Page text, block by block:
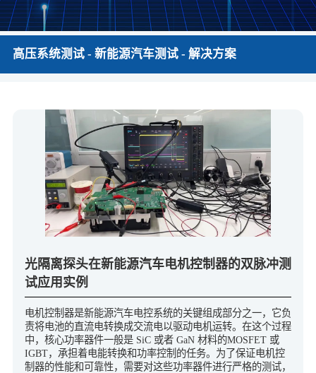
高压系统测试 - 新能源汽车测试- 解决方案
光隔离探头在新能源汽车电机控制器的双脉冲测
试应用实例
电机控制器是新能源汽车电控系统的关键组成部分之一，它负
责将电池的直流电转换成交流电以驱动电机运转。在这个过程
中，核心功率器件一般是 SiC 或者 GaN 材料的MOSFET 或
IGBT，承担着电能转换和功率控制的任务。为了保证电机控
制器的性能和可靠性，需要对这些功率器件进行严格的测试，